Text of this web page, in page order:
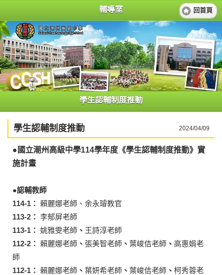
輔導室 回首頁
學生認輔制度推動
學生認輔制度推動 2024/04/09
● 國立潮州高級中學114學年度《學生認輔制度推動》實
施計畫
●認輔教師
114-1： 賴麗娜老師、余永璿教官
113-2： 李郁屏老師
113-1： 姚雅雯老師 、 王詩淳老師
112-2： 賴麗娜老師 、 張美智老師 、 葉峻佶老師 、 高惠娟老
師
112-1： 賴麗娜老師 、 葉妍希老師 、 葉峻佶老師 、 柯秀蓉老